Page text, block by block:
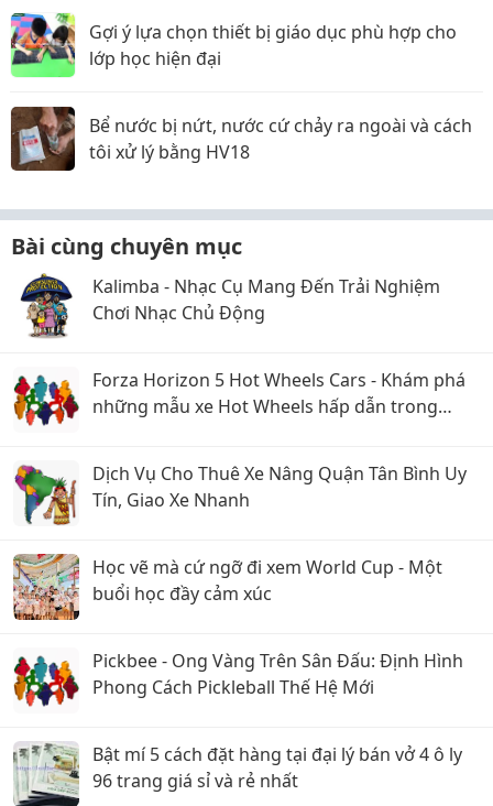
Gợi ý lựa chọn thiết bị giáo dục phù hợp cho
lớp học hiện đại
Bể nước bị nứt, nước cứ chảy ra ngoài và cách
tôi xử lý bằng HV18
Bài cùng chuyên mục
Kalimba - Nhạc Cụ Mang Đến Trải Nghiệm
Chơi Nhạc Chủ Động
Forza Horizon 5 Hot Wheels Cars - Khám phá
những mẫu xe Hot Wheels hấp dẫn trong
Dịch Vụ Cho Thuê Xe Nâng Quận Tân Bình Uy
Tín, Giao Xe Nhanh
Học vẽ mà cứ ngỡ đi xem World Cup - Một
buổi học đầy cảm xúc
Pickbee - Ong Vàng Trên Sân Đấu: Định Hình
Phong Cách Pickleball Thế Hệ Mới
Bật mí 5 cách đặt hàng tại đại lý bán vở 4 ô ly
96 trang giá sỉ và rẻ nhất